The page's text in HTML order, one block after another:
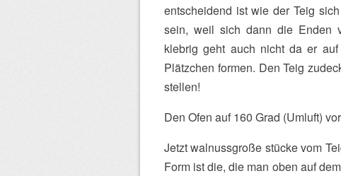
entscheidend ist wie der Teig
sein, weil sich dann die Enden
klebrig geht auch nicht da er
Plätzchen formen. Den Teig
stellen!
Den Ofen auf 160 Grad (Umluft)
Jetzt walnussgroße stücke vom
Form ist die, die man oben auf